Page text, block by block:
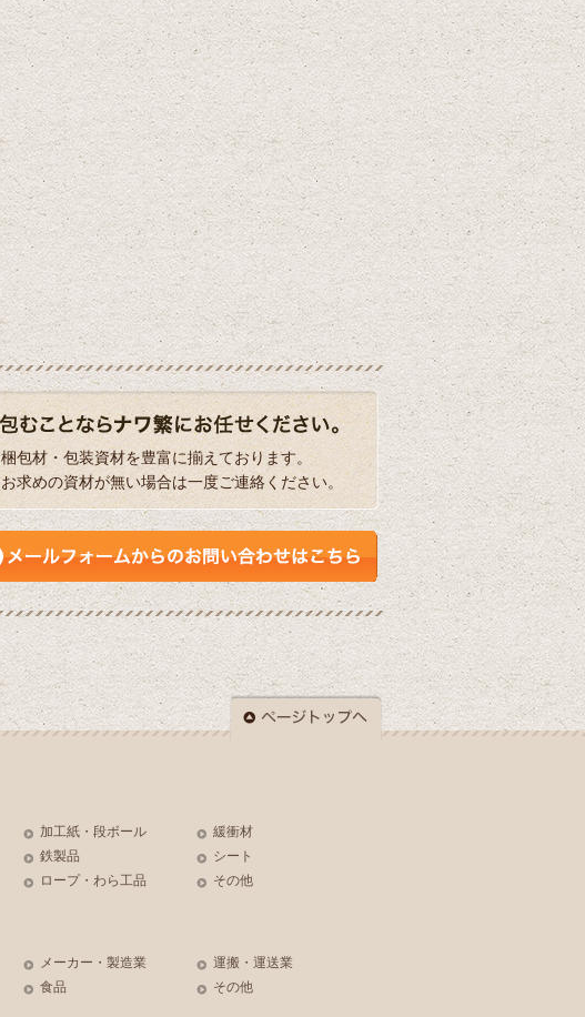
梱包材・包装資材を豊富に揃えております。
お求めの資材が無い場合は一度ご連絡ください。
加工紙・段ボール
鉄製品
ロープ・わら工品
メーカー・製造業
食品
緩衝材
シート
その他
運搬・運送業
その他